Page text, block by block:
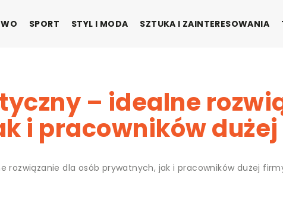
SPORT STYL I MODA SZTUKA I ZAINTERESOWANIA
– idealne
i pracowników
rozwiązanie dla osób prywatnych, jak i pracowników dużej